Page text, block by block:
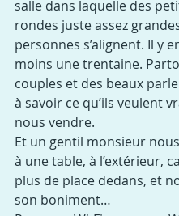
salle dans laquelle des
rondes juste assez
personnes s’alignent. Il y
moins une trentaine.
couples et des beaux
à savoir ce qu’ils veulent
nous vendre.
Et un gentil monsieur
à une table, à l’extérieur,
plus de place dedans, et
son boniment…